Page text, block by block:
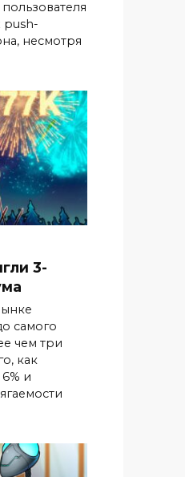
push-
несмотря
3-
самого
чем три
как
и